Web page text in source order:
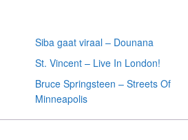
Siba gaat viraal – Dounana
St. Vincent – Live In London!
Bruce Springsteen – Streets Of
Minneapolis